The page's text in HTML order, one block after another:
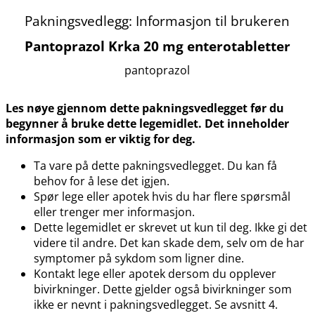
Pakningsvedlegg: Informasjon til brukeren
Pantoprazol Krka 20 mg enterotabletter
pantoprazol
Les nøye gjennom dette pakningsvedlegget før du
begynner å bruke dette legemidlet. Det inneholder
informasjon som er viktig for deg.
Ta vare på dette pakningsvedlegget. Du kan få
behov for å lese det igjen.
Spør lege eller apotek hvis du har flere spørsmål
eller trenger mer informasjon.
Dette legemidlet er skrevet ut kun til deg. Ikke gi det
videre til andre. Det kan skade dem, selv om de har
symptomer på sykdom som ligner dine.
Kontakt lege eller apotek dersom du opplever
bivirkninger. Dette gjelder også bivirkninger som
ikke er nevnt i pakningsvedlegget. Se avsnitt 4.